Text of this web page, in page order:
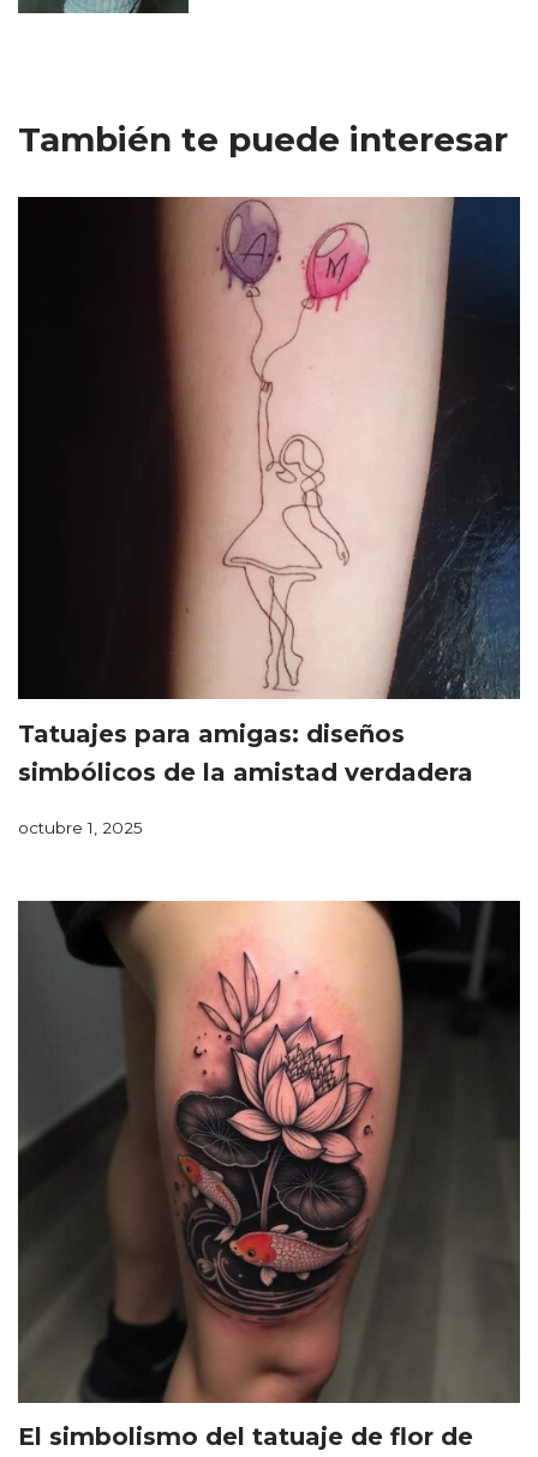
También te puede interesar
Tatuajes para amigas: diseños
simbólicos de la amistad verdadera
octubre 1, 2025
El simbolismo del tatuaje de flor de